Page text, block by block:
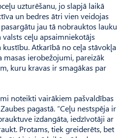
uzturēšanu, jo slapjā laikā
un bedres ātri vien veidojas
jau tā nobrauktos lauku
valsts ceļu apsaimniekotājs
Atkarībā no ceļa stāvokļa
ierobežojumi, pareizāk
kuru kravas ir smagākas par
noteikti vairākiem pašvaldības
pagastā. “Ceļu nestspēja ir
izdangāta, iedzīvotāji ar
Protams, tiek greiderēts, bet